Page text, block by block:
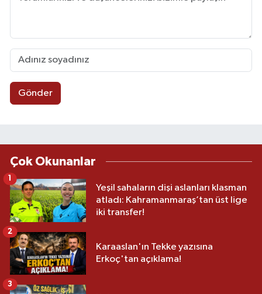
Gönder
Çok Okunanlar
Yeşil sahaların dişi aslanları klasman
atladı: Kahramanmaraş’tan üst lige
iki transfer!
Karaaslan'ın Tekke yazısına
Erkoç'tan açıklama!
2
3